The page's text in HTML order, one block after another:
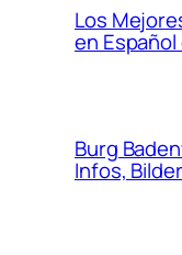
Los
en
Burg
Infos,